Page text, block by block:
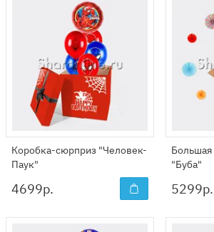
Коробка-сюрприз "Человек-
Паук"
4699р.
"Буба"
5299р.